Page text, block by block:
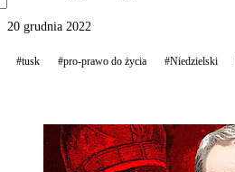
20 grudnia 2022
#tusk #pro-prawo do życia #Niedzielski